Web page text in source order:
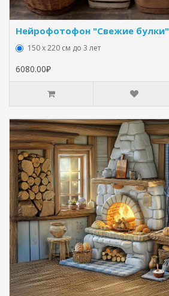
Нейрофотофон "Свежие булки"
150 х 220 см до 3 лет
6080.00₽